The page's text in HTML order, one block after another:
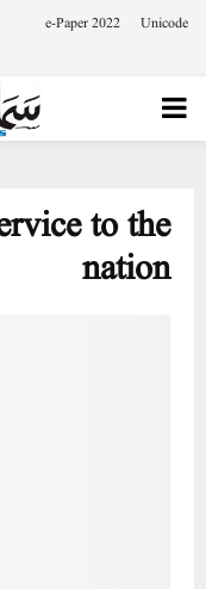
Unicode
e-Paper 2022
PRIMARY
to the
nation